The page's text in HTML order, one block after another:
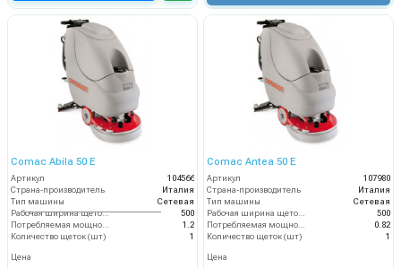
Comac Abila 50 E
Артикул
104566
Страна-производитель
Италия
Тип машины
Сетевая
Рабочая ширина щеток (мм)
500
Потребляемая мощность (кВт)
1.2
Количество щеток (шт)
1
Цена
Comac Antea 50 E
Артикул
107980
Страна-производитель
Италия
Тип машины
Сетевая
Рабочая ширина щеток (мм)
500
Потребляемая мощность (кВт)
0.82
Количество щеток (шт)
1
Цена